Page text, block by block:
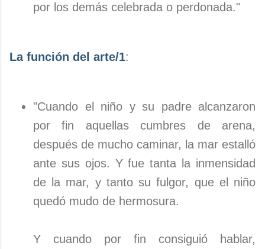
por los demás celebrada o perdonada."
La función del arte/1:
"Cuando el niño y su padre alcanzaron
por fin aquellas cumbres de arena,
después de mucho caminar, la mar estalló
ante sus ojos. Y fue tanta la inmensidad
de la mar, y tanto su fulgor, que el niño
quedó mudo de hermosura.
Y cuando por fin consiguió hablar,